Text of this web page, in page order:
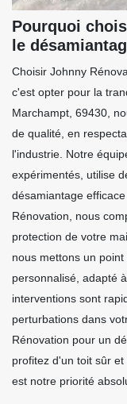
Pourquoi
le
Choisir Johnny
c'est opter pour la
Marchampt, 69430,
de qualité, en
l'industrie. Notre
expérimentés, utilise
désamiantage
Rénovation, nous
protection de votre
nous mettons un
personnalisé, adapté
interventions sont
perturbations dans
Rénovation pour un
profitez d'un toit sûr
est notre priorité